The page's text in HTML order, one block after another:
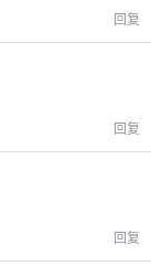
回复
回复
回复